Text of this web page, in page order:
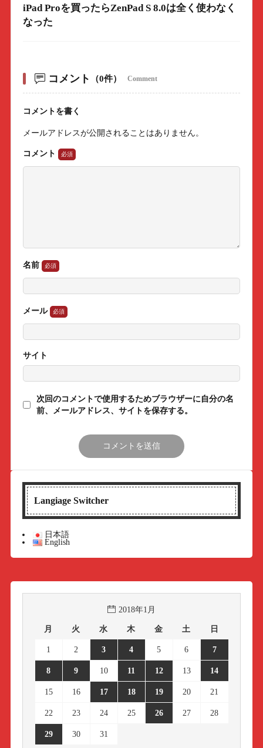
iPad Proを買ったらZenPad S 8.0は全く使わなく
なった
コメント （0件） Comment
コメントを書く
メールアドレスが公開されることはありません。
コメント
名前
メール
サイト
次回のコメントで使用するためブラウザーに自分の名
前、メールアドレス、サイトを保存する。
Langiage Switcher
日本語
English
2018年1月
月 火 水 木 金 土 日
1 2 3 4 5 6 7
8 9 10 11 12 13 14
15 16 17 18 19 20 21
22 23 24 25 26 27 28
29 30 31